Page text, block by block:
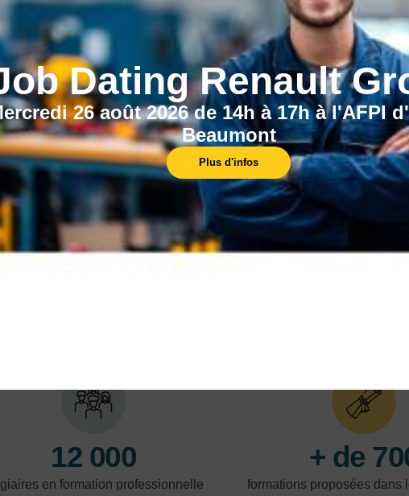
Dating Renault
26 août 2026 de 14h à 17h à l'AFPI
Beaumont
Plus d'infos
Nos centres
Trouvez la formation la plus proche de chez
vous, dans l'un de nos centres.
12 000
en formation professionnelle
+ de
formations proposées dans